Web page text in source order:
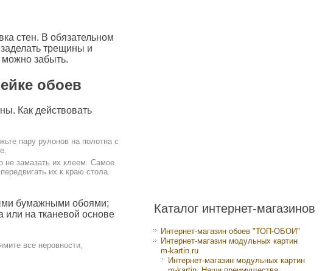
стен. В обязательном
трещины и
можно забыть.
обоев
Как действовать
пару рулонов на полотна с
не замазать их клеем. Самое
их к краю стола.
бумажными обоями;
или на тканевой основе
все неровности,
Каталог интернет-магазинов
Интернет-магазин обоев "ТОП-ОБОИ"
Интернет-магазин модульных картин
m-kartin.ru
Интернет-магазин модульных картин